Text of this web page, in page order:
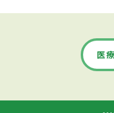
医